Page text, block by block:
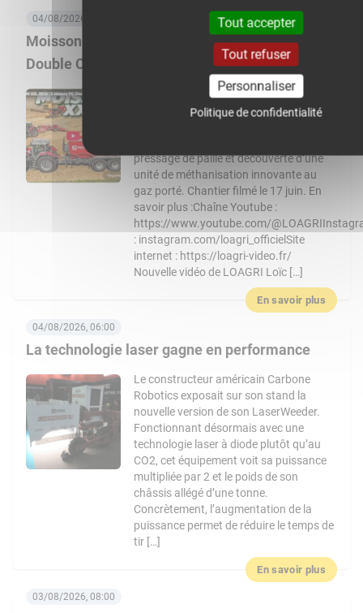
Moisson XXL 2026 : 3 Massey Ferguson 9S,
Double CR… Un chantier de folie !
04/08/2026, 08:00
Nouvelle vidéo de LOAGRI Loïc vous
emmène au cœur d’un chantier de
pressage de paille et découverte d’une
unité de méthanisation innovante au
gaz porté. Chantier filmé le 17 juin. En
savoir plus :Chaîne Youtube :
https://www.youtube.com/
: instagram.com/loagri_officielSite
internet : https://loagri-video.fr/
Nouvelle vidéo de LOAGRI Loïc […]
En savoir plus
La technologie laser gagne en performance
04/08/2026, 06:00
Le constructeur américain Carbone
Robotics exposait sur son stand la
nouvelle version de son LaserWeeder.
Fonctionnant désormais avec une
technologie laser à diode plutôt qu’au
CO2, cet équipement voit sa puissance
multipliée par 2 et le poids de son
châssis allégé d’une tonne.
Concrètement, l’augmentation de la
puissance permet de réduire le temps de
tir […]
En savoir plus
03/08/2026, 08:00
Tout accepter
Tout refuser
Personnaliser
Politique de confidentialité